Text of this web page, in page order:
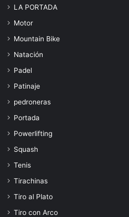
LA PORTADA
Motor
Mountain Bike
Natación
Padel
Patinaje
pedroneras
Portada
Powerlifting
Squash
Tenis
Tirachinas
Tiro al Plato
Tiro con Arco